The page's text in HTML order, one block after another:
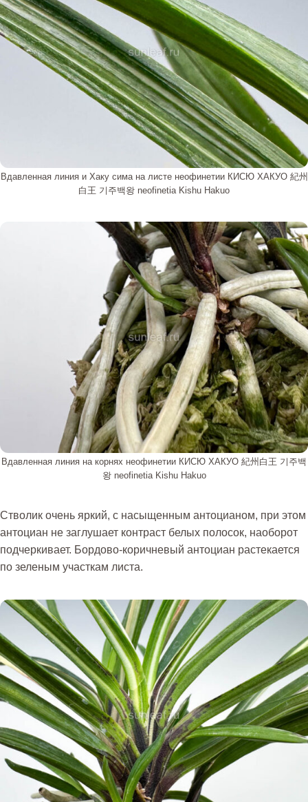
Вдавленная линия и Хаку сима на листе неофинетии КИСЮ ХАКУО 紀州
白王 기주백왕 neofinetia Kishu Hakuo
Вдавленная линия на корнях неофинетии КИСЮ ХАКУО 紀州白王 기주백
왕 neofinetia Kishu Hakuo
Стволик очень яркий, с насыщенным антоцианом, при этом
антоциан не заглушает контраст белых полосок, наоборот
подчеркивает. Бордово-коричневый антоциан растекается
по зеленым участкам листа.